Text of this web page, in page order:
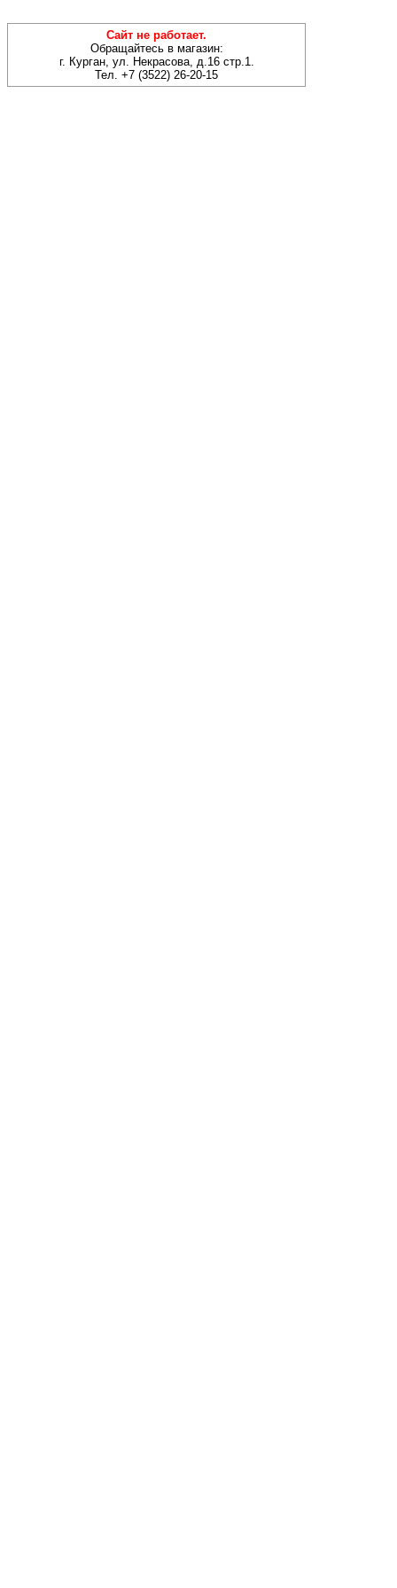
Сайт не работает.
Обращайтесь в магазин:
г. Курган, ул. Некрасова, д.16 стр.1.
Тел. +7 (3522) 26-20-15